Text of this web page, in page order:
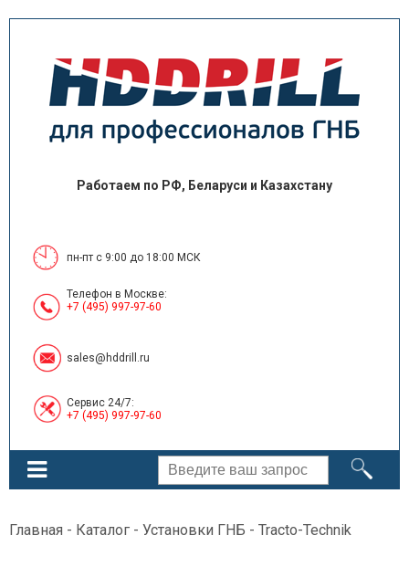
Работаем по РФ, Беларуси и Казахстану
пн-пт с 9:00 до 18:00 МСК
Телефон в Москве:
+7 (495) 997-97-60
sales@hddrill.ru
Сервис 24/7:
+7 (495) 997-97-60
Главная - Каталог - Установки ГНБ - Tracto-Technik